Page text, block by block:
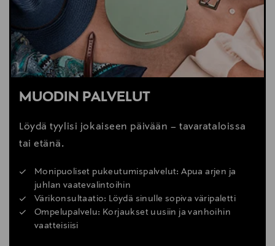
MUODIN PALVELUT
Löydä tyylisi jokaiseen päivään – tavarataloissa
tai etänä.
Monipuoliset pukeutumispalvelut: Apua arjen ja
juhlan vaatevalintoihin
Värikonsultaatio: Löydä sinulle sopiva väripaletti
Ompelupalvelu: Korjaukset uusiin ja vanhoihin
vaatteisiisi